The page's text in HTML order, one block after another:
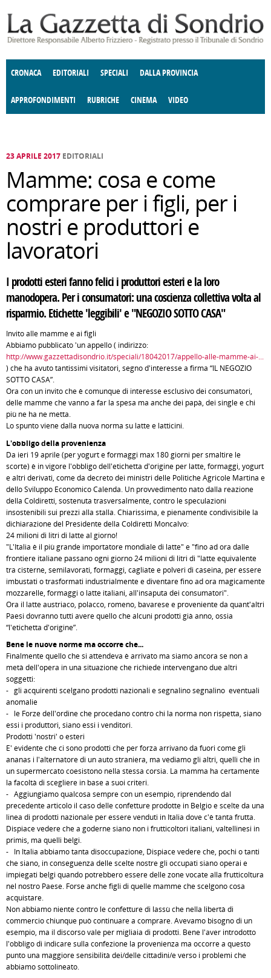
CRONACA EDITORIALI SPECIALI DALLA PROVINCIA
APPROFONDIMENTI
E SPETTACOLI POLITICA
RUBRICHE
DELLE IDEE FATTI DELLO SPIRITO
CINEMA VIDEO
23 APRILE 2017 EDITORIALI
Mamme: cosa e come
comprare per i figli, per i
nostri e produttori e
lavoratori
I prodotti esteri fanno felici i produttori esteri e la loro
manodopera. Per i consumatori: una coscienza collettiva volta al
risparmio. Etichette 'leggibili' e "NEGOZIO SOTTO CASA"
Invito alle mamme e ai figli
Abbiamo pubblicato 'un appello ( indirizzo:
http://www.gazzettadisondrio.it/speciali/18042017/appello-alle-mamme-ai-...
) che ha avuto tantissimi visitatori, segno d'interesse a firma “IL NEGOZIO
SOTTO CASA”.
Ora con un invito che è comunque di interesse esclusivo dei consumatori,
delle mamme che vanno a far la spesa ma anche dei papà, dei single e chi
più ne ha ne metta.
Lo spunto viene dalla nuova norma su latte e latticini.
L'obbligo della provenienza
Da ieri 19 aprile (per yogurt e formaggi max 180 giorni per smaltire le
scorte) è in vigore l'obbligo dell'etichetta d'origine per latte, formaggi, yogurt
e altri derivati, come da decreto dei ministri delle Politiche Agricole Martina e
dello Sviluppo Economico Calenda. Un provvedimento nato dalla reazione
della Coldiretti, sostenuta trasversalmente, contro le speculazioni
insostenibili sui prezzi alla stalla. Chiarissima, e pienamente condivisibile la
dichiarazione del Presidente della Coldiretti Moncalvo:
24 milioni di litri di latte al giorno!
"L'Italia è il più grande importatore mondiale di latte" e "fino ad ora dalle
frontiere italiane passano ogni giorno 24 milioni di litri di "latte equivalente
tra cisterne, semilavorati, formaggi, cagliate e polveri di caseina, per essere
imbustati o trasformati industrialmente e diventare fino ad ora magicamente
mozzarelle, formaggi o latte italiani, all'insaputa dei consumatori".
Ora il latte austriaco, polacco, romeno, bavarese e proveniente da quant'altri
Paesi dovranno tutti avere quello che alcuni prodotti già anno, ossia
“l'etichetta d'origine”.
Bene le nuove norme ma occorre che...
Finalmente quello che si attendeva è arrivato ma siamo ancora se non a
metà dell'opera in una situazione che richiede intervengano due altri
soggetti:
- gli acquirenti scelgano prodotti nazionali e segnalino segnalino eventuali
anomalie
- le Forze dell'ordine che procedano contro chi la norma non rispetta, siano
essi i produttori, siano essi i venditori.
Prodotti 'nostri' o esteri
E' evidente che ci sono prodotti che per forza arrivano da fuori come gli
ananas i l'alternatore di un auto straniera, ma vediamo gli altri, quelli che in
un supermercato coesistono nella stessa corsia. La mamma ha certamente
la facoltà di scegliere in base a suoi criteri.
- Aggiungiamo qualcosa sempre con un esempio, riprendendo dal
precedente articolo il caso delle confetture prodotte in Belgio e scelte da una
linea di prodotti nazionale per essere venduti in Italia dove c'è tanta frutta.
Dispiace vedere che a goderne siano non i frutticoltori italiani, valtellinesi in
primis, ma quelli belgi.
- In Italia abbiamo tanta disoccupazione, Dispiace vedere che, pochi o tanti
che siano, in conseguenza delle scelte nostre gli occupati siano operai e
impiegati belgi quando potrebbero essere delle zone vocate alla frutticoltura
nel nostro Paese. Forse anche figli di quelle mamme che scelgono cosa
acquistare.
Non abbiamo niente contro le confetture di lassù che nella libertà di
commercio chiunque può continuare a comprare. Avevamo bisogno di un
esempio, ma il discorso vale per migliaia di prodotti. Bene l'aver introdotto
l'obbligo di indicare sulla confezione la provenienza ma occorre a questo
punto una maggiore sensibilità dei/delle cittadini/e verso i problemi che
abbiamo sottolineato.